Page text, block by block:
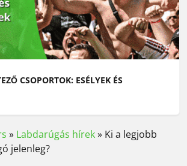
CSOPORTOK: ESÉLYEK ÉS
» Labdarúgás hírek» Ki a legjobb
jelenleg?